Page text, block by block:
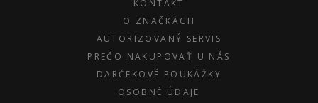
KONTAKT
O ZNAČKÁCH
AUTORIZOVANÝ SERVIS
PREČO NAKUPOVAŤ U NÁS
DARČEKOVÉ POUKÁŽKY
OSOBNÉ ÚDAJE